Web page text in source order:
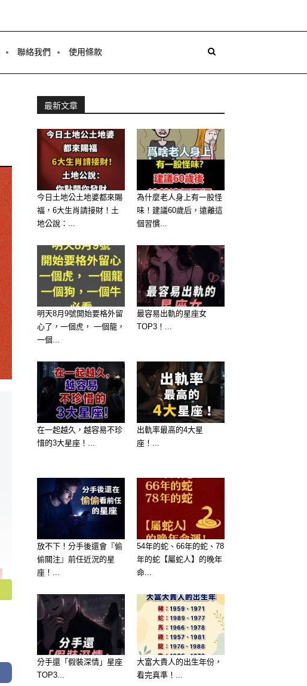
聯絡我們 使用條款
最新文章
今日土地公土地婆都來賜
福，6大生肖請接財！土
地公說：...
為什麼老人身上有一股怪
味！建議60歲后，遠離這
個習慣...
明天8月9號開始要格外留
心了，一個虎， 一個龍，
一個...
最容易出軌的星座女
TOP3！...
在一起越久，越容易不珍
惜的3大星座！...
出軌率最高的4大星
座！...
放不下！分手後還會『偷
偷關注』前任近況的星
座！...
54年的蛇、66年的蛇、78
年的蛇【屬蛇人】的晚年
命...
分手還「假裝深情」星座
TOP3...
大富大貴人的出生年份，
看完真準！...